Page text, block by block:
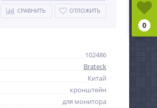
СРАВНИТЬ ОТЛОЖИТЬ
102486
Brateck
Китай
кронштейн
для монитора
0